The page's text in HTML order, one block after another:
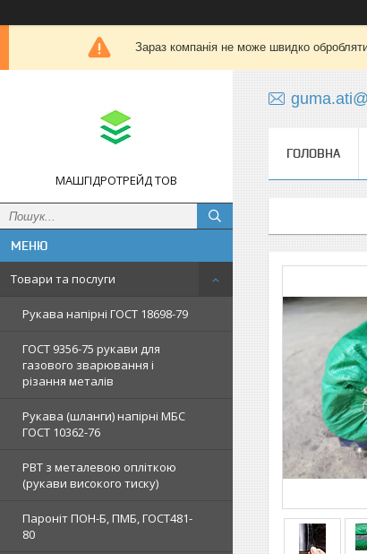
Зараз компанія не може швидко
МАШГІДРОТРЕЙД ТОВ
Товари та послуги
Рукава напірні ГОСТ 18698-79
ГОСТ 9356-75 рукави для
газового зварювання і
різання металів
Рукава (шланги) напірні МБС
ГОСТ 10362-76
РВТ з металевою опліткою
(рукави високого тиску)
Пароніт ПОН-Б, ПМБ, ГОСТ481-
80
ГОЛОВНА